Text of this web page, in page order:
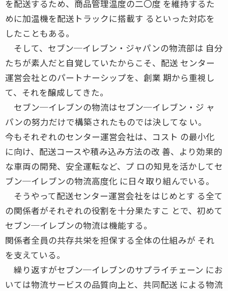
を配送するため、商品管理温度の二〇度 を維持するた
めに加温機を配送トラックに搭載す るといった対応を
したこともある。
そして、セブン─イレブン・ジャパンの物流部は 自分
たちが素人だと自覚していたからこそ、配送 センター
運営会社とのパートナーシップを、創業 期から重視し
て、それを醸成してきた。
セブン─イレブンの物流はセブン─イレブン・ジ ャ
パンの努力だけで構築されたものでは決してな い。
今もそれぞれのセンター運営会社は、コスト の最小化
に向け、配送コースや積み込み方法の改 善、より効果的
な車両の開発、安全運転など、プ ロの知見を活かしてセ
ブン─イレブンの物流高度化 に日々取り組んでいる。
そうやって配送センター運営会社をはじめとす る全て
の関係者がそれぞれの役割を十分果たすこ とで、初めて
セブン─イレブンの物流は機能する。
関係者全員の共存共栄を担保する全体の仕組みが それ
を支えている。
繰り返すがセブン─イレブンのサプライチェーン にお
いては物流サービスの品質向上と、共同配送 による物流